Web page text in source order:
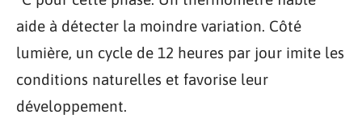
aide à détecter la moindre variation. Côté
lumière, un cycle de 12 heures par jour imite les
conditions naturelles et favorise leur
développement.